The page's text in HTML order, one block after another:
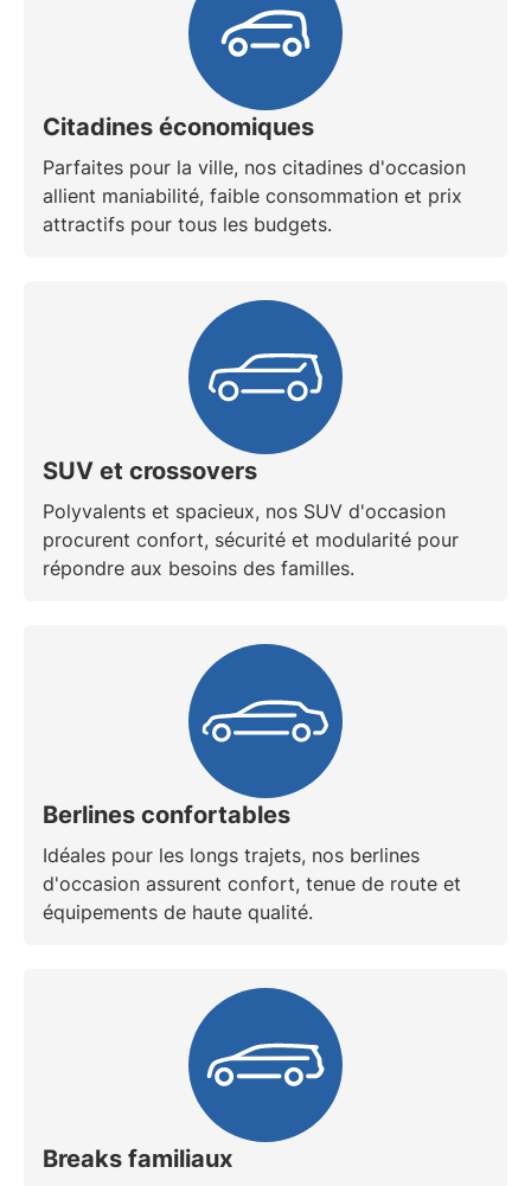
Citadines économiques
Parfaites pour la ville, nos citadines d'occasion
allient maniabilité, faible consommation et prix
attractifs pour tous les budgets.
SUV et crossovers
Polyvalents et spacieux, nos SUV d'occasion
procurent confort, sécurité et modularité pour
répondre aux besoins des familles.
Berlines confortables
Idéales pour les longs trajets, nos berlines
d'occasion assurent confort, tenue de route et
équipements de haute qualité.
Breaks familiaux